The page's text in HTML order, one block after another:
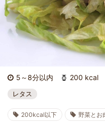
5～8分以内 200 kcal
レタス
200kcal以下 野菜とお